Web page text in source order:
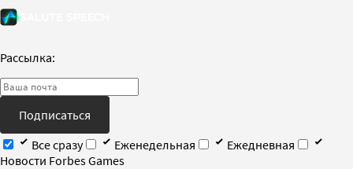
Рассылка:
Подписаться
Все сразу
Еженедельная
Ежедневная
Новости Forbes Games